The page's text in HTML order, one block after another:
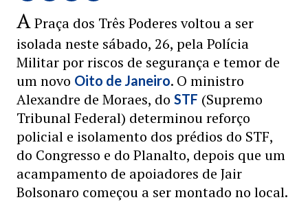
APraça dos Três Poderes voltou a ser
isolada neste sábado, 26, pela Polícia
Militar por riscos de segurança e temor de
um novo Oito de Janeiro. O ministro
Alexandre de Moraes, do STF (Supremo
Tribunal Federal) determinou reforço
policial e isolamento dos prédios do STF,
do Congresso e do Planalto, depois que um
acampamento de apoiadores de Jair
Bolsonaro começou a ser montado no local.